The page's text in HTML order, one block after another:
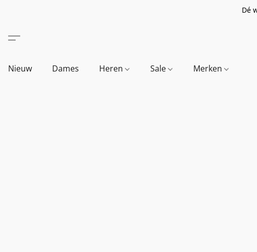
Dé
Nieuw Dames Heren Sale Merken